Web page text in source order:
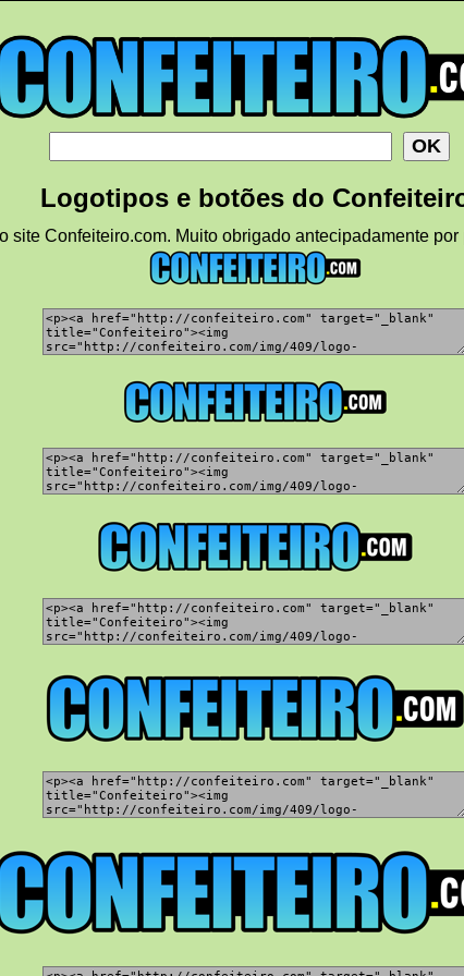
Logotipos e botões do
site Confeiteiro.com. Muito obrigado antecipadamente